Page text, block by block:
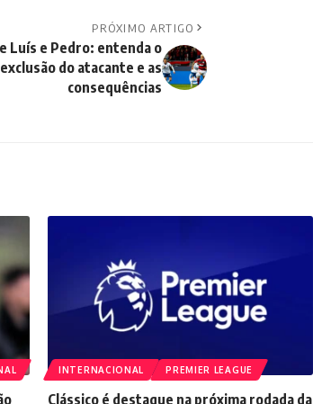
PRÓXIMO ARTIGO
Luís e Pedro: entenda o
do atacante e as
consequências
INTERNACIONAL PREMIER LEAGUE
Clássico é destaque na próxima rodada da